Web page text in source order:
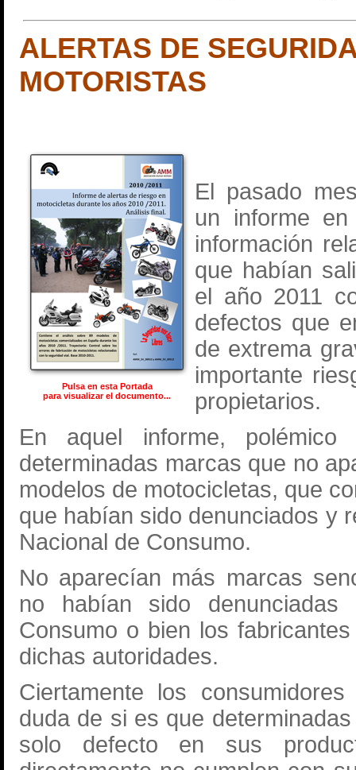
ALERTAS DE
MOTORISTAS
Pulsa en esta Portada
para visualizar el documento...
El pasado
un informe
información
que habían
el año 2011
defectos que
de extrema
importante
propietarios.
En aquel informe,
determinadas marcas que no
modelos de motocicletas, que
que habían sido denunciados y
Nacional de Consumo.
No aparecían más marcas
no habían sido
Consumo o bien los
dichas autoridades.
Ciertamente los
duda de si es que
solo defecto en sus